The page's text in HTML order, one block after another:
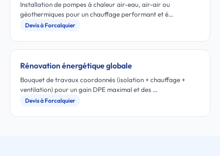
Installation de pompes à chaleur air-eau, air-air ou
géothermiques pour un chauffage performant et é…
Devis à Forcalquier
Rénovation énergétique globale
Bouquet de travaux coordonnés (isolation + chauffage +
ventilation) pour un gain DPE maximal et des …
Devis à Forcalquier